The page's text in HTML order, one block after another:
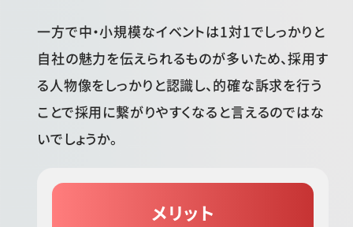
一方で中・小規模なイベントは1対1でしっかりと
自社の魅力を伝えられるものが多いため、採用す
る人物像をしっかりと認識し、的確な訴求を行う
ことで採用に繋がりやすくなると言えるのではな
いでしょうか。
メリット